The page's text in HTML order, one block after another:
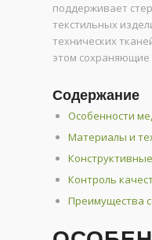
поддерживает
текстильных
технических
этом сохраняющие
Содержание
Особенности
Материалы и
Контроль
Преимущества